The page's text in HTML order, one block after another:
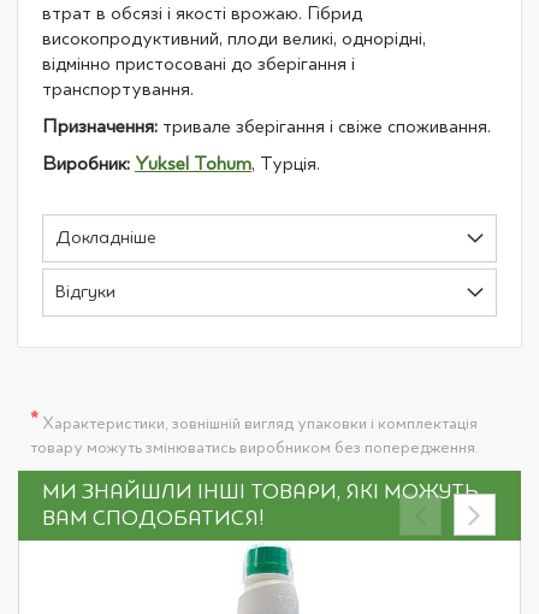
втрат в обсязі і якості врожаю. Гібрид
високопродуктивний, плоди великі, однорідні,
відмінно пристосовані до зберігання і
транспортування.
Призначення: тривале зберігання і свіже споживання.
Виробник: Yuksel Tohum, Турція.
Докладніше
Відгуки
* Характеристики, зовнішній вигляд упаковки і комплектація
товару можуть змінюватись виробником без попередження.
МИ ЗНАЙШЛИ ІНШІ ТОВАРИ, ЯКІ МОЖУТЬ
ВАМ СПОДОБАТИСЯ!